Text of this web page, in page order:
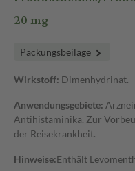
20 mg
Packungsbeilage
Wirkstoff: Dimenhydrinat.
Anwendungsgebiete:
Antihistaminika. Zur
der Reisekrankheit.
Hinweise:Enthält